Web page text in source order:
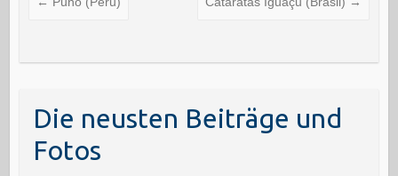
Die neusten Beiträge und
Fotos